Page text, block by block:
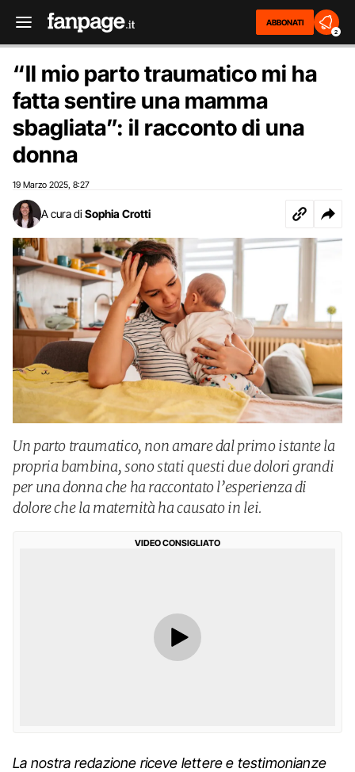
ABBONATI
2
“Il mio parto traumatico mi ha
fatta sentire una mamma
sbagliata”: il racconto di una
donna
19 Marzo 2025 8:27
A cura di Sophia Crotti
Un parto traumatico, non amare dal primo istante la
propria bambina, sono stati questi due dolori grandi
per una donna che ha raccontato l’esperienza di
dolore che la maternità ha causato in lei.
VIDEO CONSIGLIATO
La nostra redazione riceve lettere e testimonianze